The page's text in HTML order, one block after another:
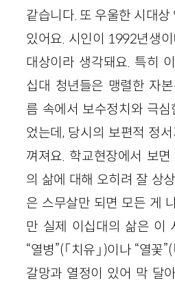
같습니다. 또 우울한 시대상
있어요. 시인이 1992년생
대상이라 생각돼요. 특히
십대 청년들은 맹렬한 자
름 속에서 보수정치와 극심
었는데, 당시의 보편적 정
껴져요. 학교현장에서 보
의 삶에 대해 오히려 잘 상
은 스무살만 되면 모든 게
만 실제 이십대의 삶은 이
“열병”(「치유」)이나 “열꽃
갈망과 열정이 있어 막 달